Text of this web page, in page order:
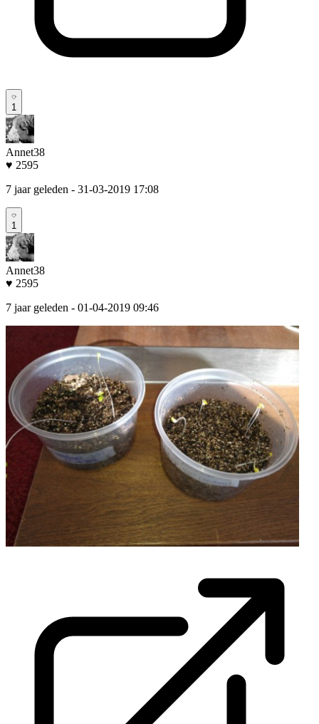
1
Annet38
♥ 2595
7 jaar geleden - 31-03-2019 17:08
1
Annet38
♥ 2595
7 jaar geleden - 01-04-2019 09:46